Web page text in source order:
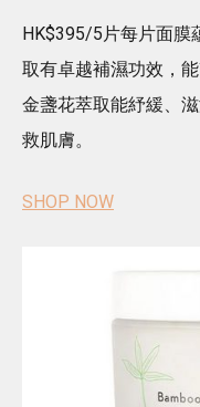
HK$395/5片每片面膜
取有卓越補濕功效，
金盞花萃取能紓緩、
救肌膚。
SHOP NOW